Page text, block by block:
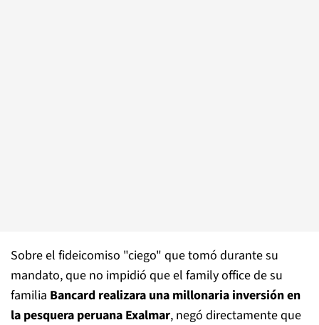
Sobre el fideicomiso "ciego" que tomó durante su
mandato, que no impidió que el family office de su
familia Bancard realizara una millonaria inversión en
la pesquera peruana Exalmar, negó directamente que